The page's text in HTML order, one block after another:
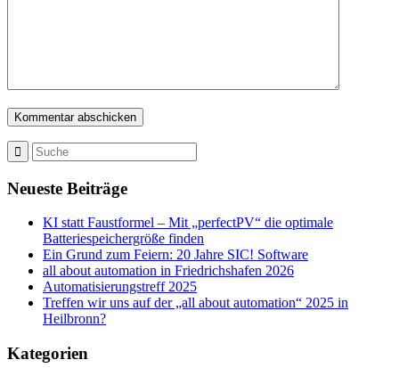
Neueste Beiträge
KI statt Faustformel – Mit „perfectPV“ die optimale
Batteriespeichergröße finden
Ein Grund zum Feiern: 20 Jahre SIC! Software
all about automation in Friedrichshafen 2026
Automatisierungstreff 2025
Treffen wir uns auf der „all about automation“ 2025 in
Heilbronn?
Kategorien